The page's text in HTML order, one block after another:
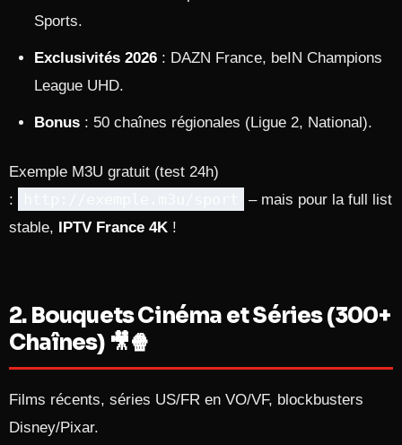
Sports.
Exclusivités 2026 : DAZN France, beIN Champions
League UHD.
Bonus : 50 chaînes régionales (Ligue 2, National).
Exemple M3U gratuit (test 24h)
:
– mais pour la full list
stable, IPTV France 4K !
2. Bouquets Cinéma et Séries (300+
Chaînes) 🎥🍿
Films récents, séries US/FR en VO/VF, blockbusters
Disney/Pixar.